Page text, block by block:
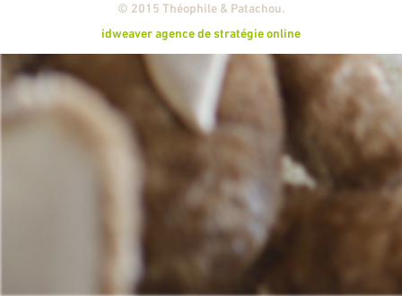
© 2015 Théophile & Patachou.
idweaver agence de stratégie online